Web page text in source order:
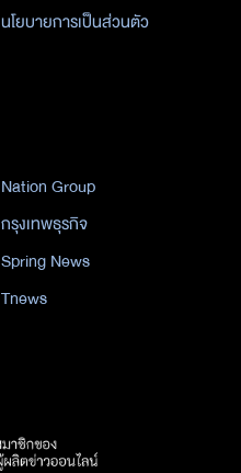
นโยบายการเป็นส่วนตัว
Nation Group
กรุงเทพธุรกิจ
Spring News
Tnews